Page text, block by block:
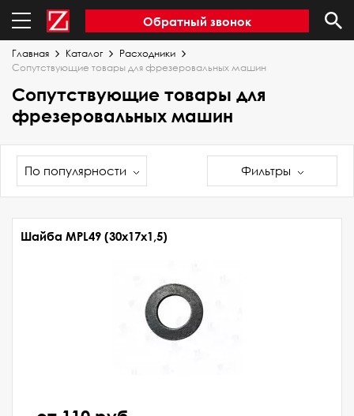
Обратный звонок
Главная Каталог
Расходники
Сопутствующие товары для фрезеровальных машин
Сопутствующие товары для
фрезеровальных машин
По популярности Фильтры
Шайба MPL49 (30х17х1,5)